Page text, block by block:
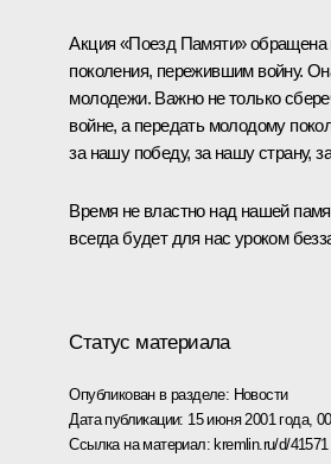
Акция «Поезд Памяти» обращена
поколения, пережившим войну.
молодежи. Важно не только
войне, а передать молодому
за нашу победу, за нашу страну,
Время не властно над нашей
всегда будет для нас уроком
Статус материала
Опубликован в разделе: Новости
Дата публикации: 15 июня 2001 года,
Ссылка на материал:kremlin.ru/d/41571